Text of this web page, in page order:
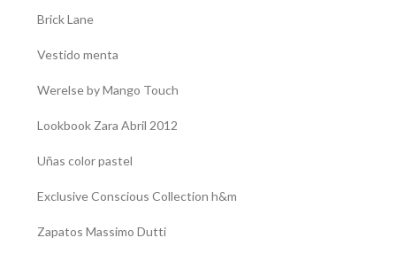
Brick Lane
Vestido menta
Werelse by Mango Touch
Lookbook Zara Abril 2012
Uñas color pastel
Exclusive Conscious Collection h&m
Zapatos Massimo Dutti